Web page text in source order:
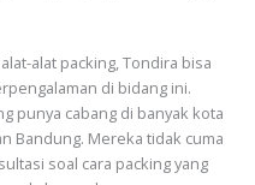
alat packing, Tondira bisa
di bidang ini.
punya cabang di banyak kota
Bandung. Mereka tidak cuma
soal cara packing yang